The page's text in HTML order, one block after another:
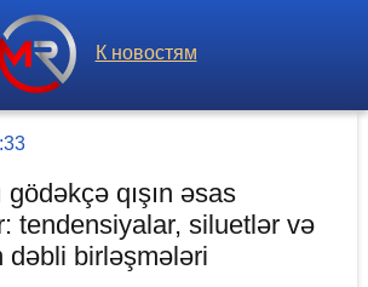
К новостям
gödəkçə qışın əsas
tendensiyalar, siluetlər və
dəbli birləşmələri